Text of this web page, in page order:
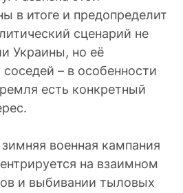
в итоге и предопределит
сценарий не
Украины, но её
– в особенности
есть конкретный
военная кампания
на взаимном
и выбивании тыловых